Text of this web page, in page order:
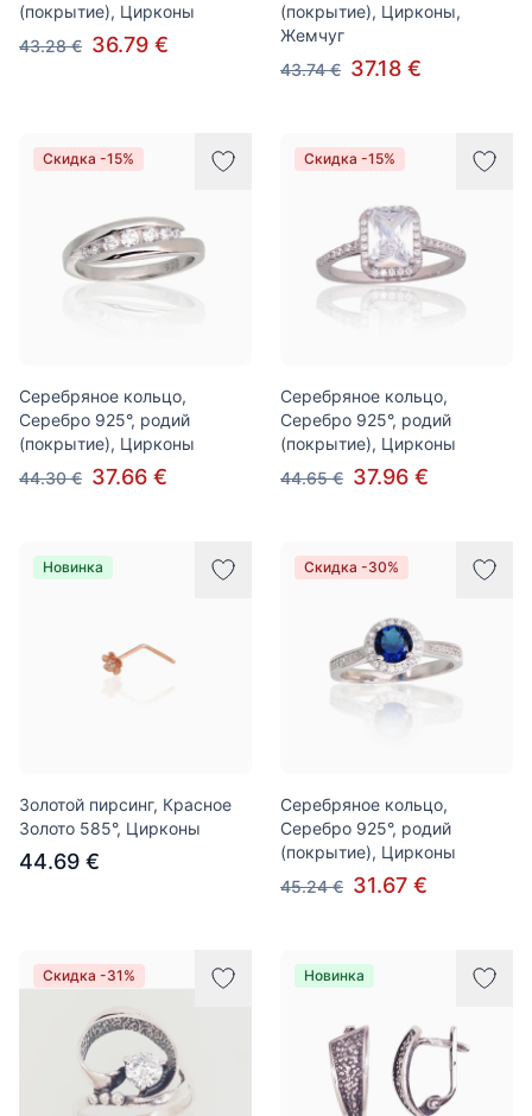
(покрытие), Цирконы
43.28 € 36.79 €
(покрытие), Цирконы,
Жемчуг
43.74 € 37.18 €
Скидка -15%
Серебряное кольцо,
Серебро 925°, родий
(покрытие), Цирконы
44.30 € 37.66 €
Скидка -15%
Серебряное кольцо,
Серебро 925°, родий
(покрытие), Цирконы
44.65 € 37.96 €
Новинка
Золотой пирсинг, Красное
Золото 585°, Цирконы
44.69 €
Скидка -30%
Серебряное кольцо,
Серебро 925°, родий
(покрытие), Цирконы
45.24 € 31.67 €
Скидка -31% Новинка